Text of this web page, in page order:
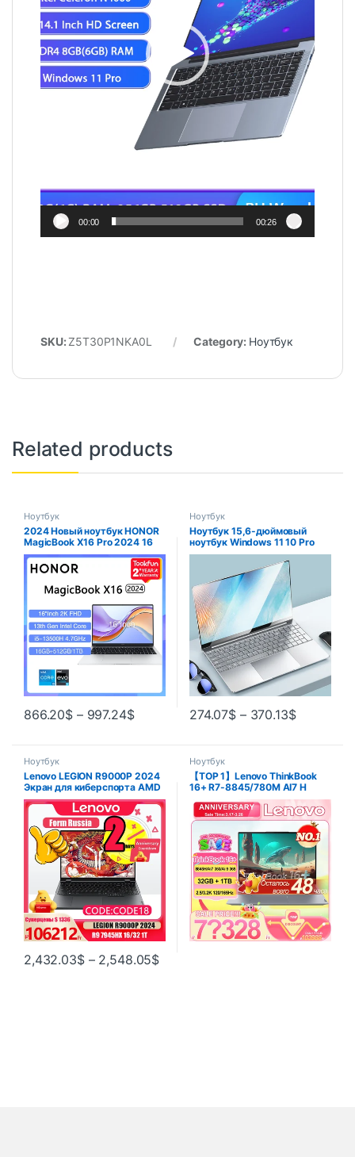
00:00 00:26
SKU:Z5T30P1NKA0L Category: Ноутбук
Related products
Ноутбук
2024 Новый ноутбук HONOR
MagicBook X16 Pro 2024 16
дюймов FHD Intel Core i5-
13500H AMD Ryzen R5
7640HS Компьютерный ПК
Ноутбук Ультрабук
866.20$ – 997.24$
Ноутбук
Ноутбук 15,6-дюймовый
ноутбук Windows 11 10 Pro
1920*1080 Дешевый
портативный ноутбук Intel D4
16 ГБ ОЗУ 128 ГБ/256 ГБ/512
ГБ/1 ТБ SSD-порт HDMI
274.07$ – 370.13$
Ноутбук
Lenovo LEGION R9000P 2024
Экран для киберспорта AMD
Ryzen R9 7945HX RTX4060
16/32 ГБ ОЗУ 1 ТБ SSD 16
дюймов, 2,5 КБ, 240 Гц
2,432.03$– 2,548.05$
Ноутбук
【TOP 1】Lenovo ThinkBook
16+ R7-8845/780M AI7 H
350/860M AI9 365/880M
32G+1T 16-дюймовый экран
2,5K/3,2K 120 Гц/165 Гц